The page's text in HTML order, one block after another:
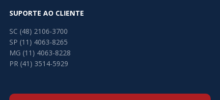
SUPORTE AO CLIENTE
SC (48) 2106-3700
SP (11) 4063-8265
MG (11) 4063-8228
PR (41) 3514-5929